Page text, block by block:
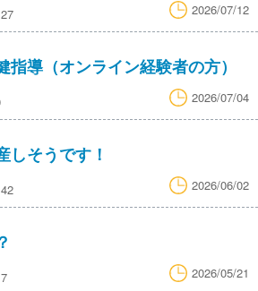
27 2026/07/12
指導（オンライン経験者の方）
2026/07/04
しそうです！
42 2026/06/02
7 2026/05/21